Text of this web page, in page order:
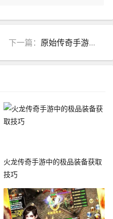
下一篇： 原始传奇手游传世装备攻略(原始传奇手游传世装备攻略图)
火龙传奇手游中的极品装备获取
技巧